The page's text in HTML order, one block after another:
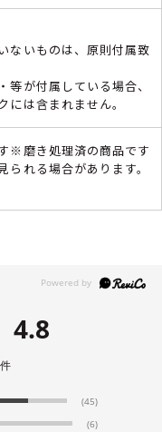
ないものは、原則付属致
が付属している場合、
には含まれません。
※磨き処理済の商品です
られる場合があります。
4.8
件
(45)
(6)